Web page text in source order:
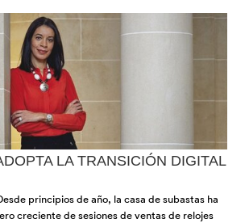
LA TRANSICIÓN DIGITAL
principios de año, la casa de subastas ha
creciente de sesiones de ventas de relojes